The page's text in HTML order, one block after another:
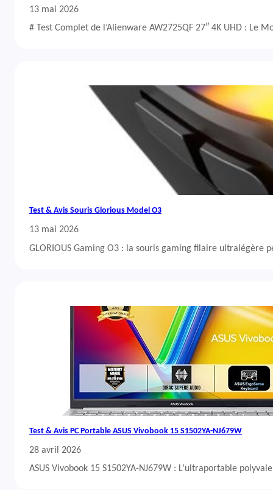
13 mai 2026
# Test Complet de l’Alienware AW2725QF 27″ 4K UHD : Le
Test & Avis Souris Glorious Model O3
13 mai 2026
GLORIOUS Gaming O3 : la souris gaming filaire ultralégère
Test & Avis PC Portable ASUS Vivobook 15 S1502YA-NJ679W
28 avril 2026
ASUS Vivobook 15 S1502YA-NJ679W : L’ultraportable